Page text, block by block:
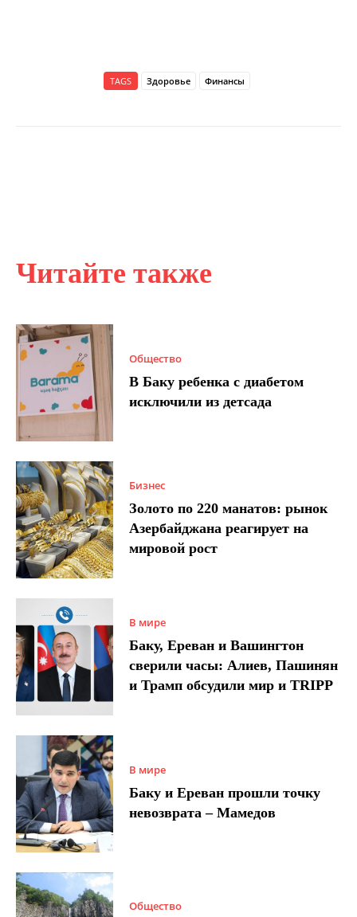
Читайте также
Общество
В Баку ребенка с диабетом
исключили из детсада
Бизнес
Золото по 220 манатов: рынок
Азербайджана реагирует на
мировой рост
В мире
Баку, Ереван и Вашингтон
сверили часы: Алиев, Пашинян
и Трамп обсудили мир и TRIPP
В мире
Баку и Ереван прошли точку
невозврата – Мамедов
Общество
TAGS Здоровье Финансы